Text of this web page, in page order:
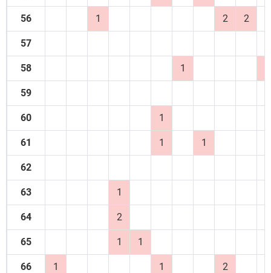
56 1 2 2
57
58 1
59
60 1
61 1 1
62
63 1
64 2
65 1 1
66 1 1 2